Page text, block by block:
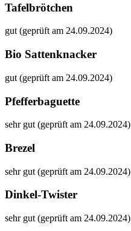
Tafelbrötchen
gut (geprüft am 24.09.2024)
Bio Sattenknacker
gut (geprüft am 24.09.2024)
Pfefferbaguette
sehr gut (geprüft am 24.09.2024)
Brezel
sehr gut (geprüft am 24.09.2024)
Dinkel-Twister
sehr gut (geprüft am 24.09.2024)